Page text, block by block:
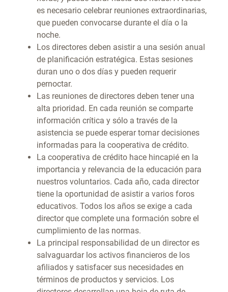
es necesario celebrar reuniones extraordinarias,
que pueden convocarse durante el día o la
noche.
Los directores deben asistir a una sesión anual
de planificación estratégica. Estas sesiones
duran uno o dos días y pueden requerir
pernoctar.
Las reuniones de directores deben tener una
alta prioridad. En cada reunión se comparte
información crítica y sólo a través de la
asistencia se puede esperar tomar decisiones
informadas para la cooperativa de crédito.
La cooperativa de crédito hace hincapié en la
importancia y relevancia de la educación para
nuestros voluntarios. Cada año, cada director
tiene la oportunidad de asistir a varios foros
educativos. Todos los años se exige a cada
director que complete una formación sobre el
cumplimiento de las normas.
La principal responsabilidad de un director es
salvaguardar los activos financieros de los
afiliados y satisfacer sus necesidades en
términos de productos y servicios. Los